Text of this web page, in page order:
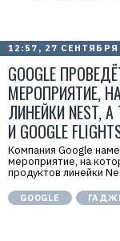
12:57, 27 СЕНТЯБРЯ
GOOGLE
МЕРОПРИЯТИЕ,
ЛИНЕЙКИ NEST,
И GOOGLE
Компания Google
мероприятие, на
продуктов линейки
GOOGLE